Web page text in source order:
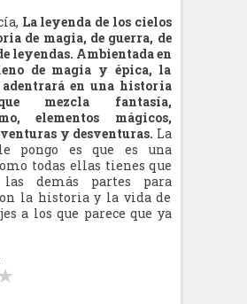
La leyenda de los cielos
de magia, de guerra, de
leyendas. Ambientada en
de magia y épica, la
en una historia
mezcla fantasía,
elementos mágicos,
y desventuras. La
pongo es que es una
todas ellas tienes que
demás partes para
la historia y la vida de
a los que parece que ya